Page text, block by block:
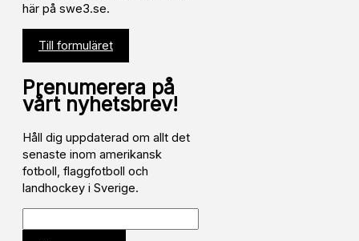
här på swe3.se.
Till formuläret
Prenumerera på
vårt nyhetsbrev!
Håll dig uppdaterad om allt det
senaste inom amerikansk
fotboll, flaggfotboll och
landhockey i Sverige.